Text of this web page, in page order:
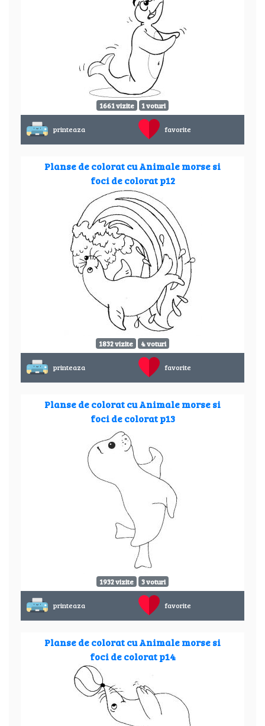
1661 vizite 1 voturi
printeaza favorite
Planse de colorat cu Animale morse si
foci de colorat p12
1832 vizite 4 voturi
printeaza favorite
Planse de colorat cu Animale morse si
foci de colorat p13
1932 vizite 3 voturi
printeaza favorite
Planse de colorat cu Animale morse si
foci de colorat p14